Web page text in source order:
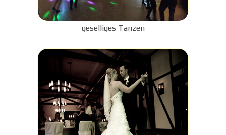
geselliges Tanzen